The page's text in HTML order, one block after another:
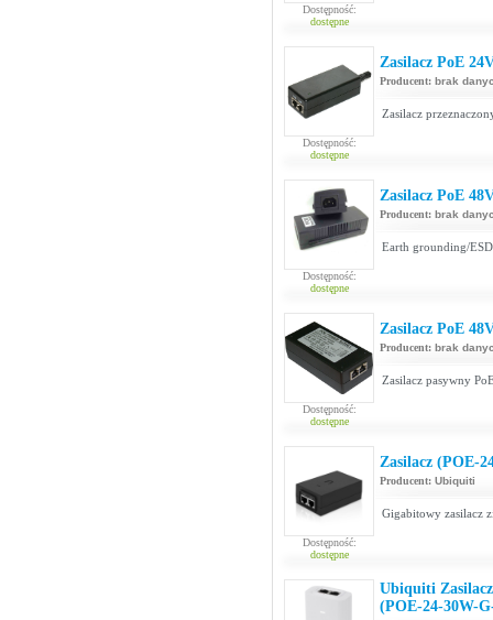
Dostępność:
dostępne
Dostępność:
dostępne
Zasilacz PoE
Producent: brak
Zasilacz
Dostępność:
dostępne
Zasilacz PoE
Producent: brak
Earth grounding/
Dostępność:
dostępne
Zasilacz PoE
Producent: brak
Zasilacz pasywny
Dostępność:
dostępne
Zasilacz (POE-
Producent: Ubiquiti
Gigabitowy zasilacz
Ubiquiti
(POE-24-30W-